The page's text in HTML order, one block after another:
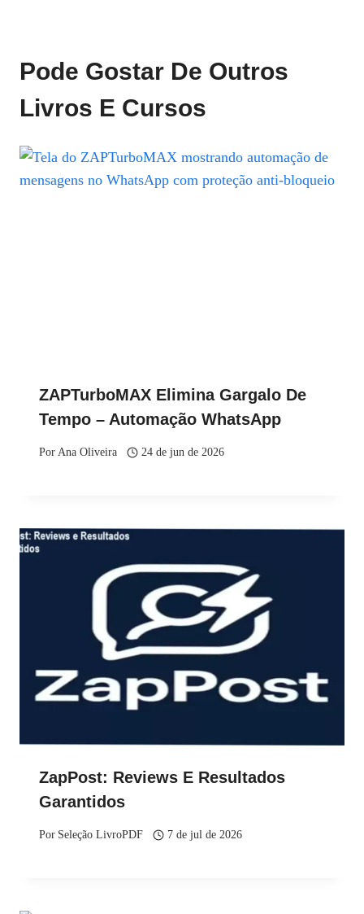
Pode Gostar De Outros
Livros E Cursos
ZAPTurboMAX Elimina Gargalo De
Tempo – Automação WhatsApp
PorAna Oliveira 24 de jun de 2026
ZapPost: Reviews E Resultados
Garantidos
Por Seleção LivroPDF 7 de jul de 2026